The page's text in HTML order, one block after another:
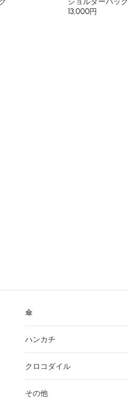
13,000円
傘
ハンカチ
クロコダイル
その他